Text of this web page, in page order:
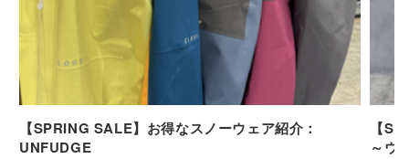
【SPRING SALE】お得なスノーウェア紹介：
UNFUDGE
【
～ウ